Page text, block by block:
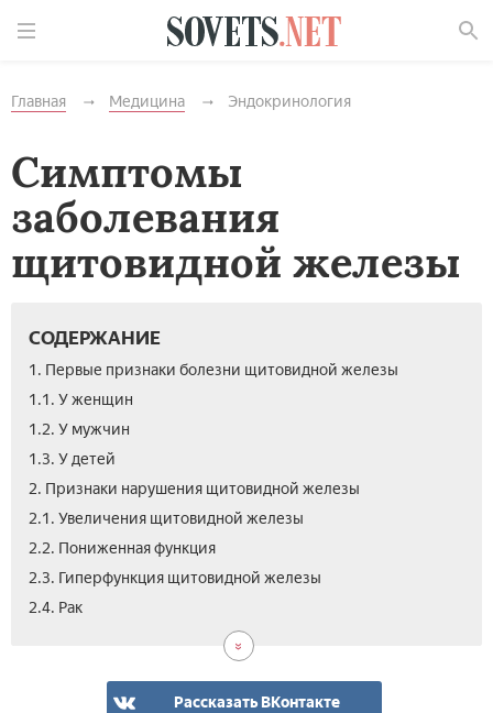
Главная Медицина Эндокринология
Симптомы
заболевания
щитовидной железы
СОДЕРЖАНИЕ
1. Первые признаки болезни щитовидной железы
1.1. У женщин
1.2. У мужчин
1.3. У детей
2. Признаки нарушения щитовидной железы
2.1. Увеличения щитовидной железы
2.2. Пониженная функция
2.3. Гиперфункция щитовидной железы
2.4. Рак
Рассказать ВКонтакте